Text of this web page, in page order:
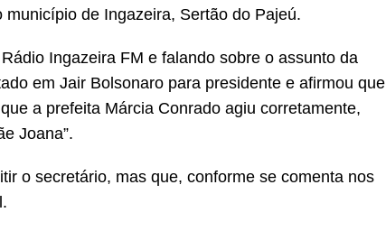
de Ingazeira, Sertão do Pajeú.
Ingazeira FM e falando sobre o assunto da
em Jair Bolsonaro para presidente e afirmou que
a prefeita Márcia Conrado agiu corretamente,
Joana”.
o secretário, mas que, conforme se comenta nos